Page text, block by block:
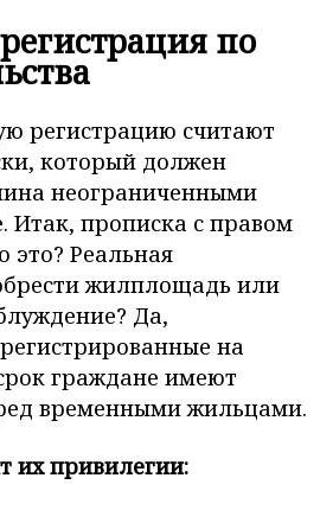
по
регистрацию считают
который должен
неограниченными
Итак, прописка с правом
это? Реальная
жилплощадь или
Да,
на
граждане имеют
временными жильцами.
их привилегии: